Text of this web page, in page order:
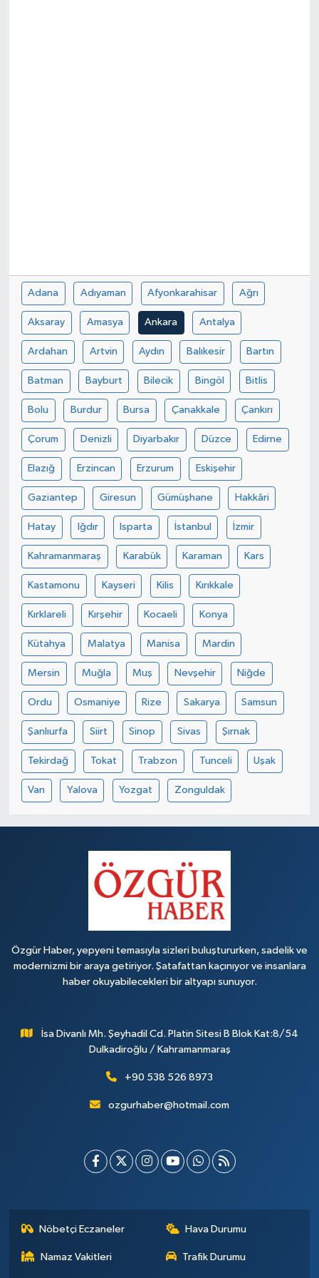
Adana Adıyaman Afyonkarahisar Ağrı
Aksaray Amasya Ankara Antalya
Ardahan Artvin Aydın Balıkesir Bartın
Batman Bayburt Bilecik Bingöl Bitlis
Bolu Burdur Bursa Çanakkale Çankırı
Çorum Denizli Diyarbakır Düzce Edirne
Elazığ Erzincan Erzurum Eskişehir
Gaziantep Giresun Gümüşhane Hakkâri
Hatay Iğdır Isparta İstanbul İzmir
Kahramanmaraş Karabük Karaman Kars
Kastamonu Kayseri Kilis Kırıkkale
Kırklareli Kırşehir Kocaeli Konya
Kütahya Malatya Manisa Mardin
Mersin Muğla Muş Nevşehir Niğde
Ordu Osmaniye Rize Sakarya Samsun
Şanlıurfa Siirt Sinop Sivas Şırnak
Tekirdağ Tokat Trabzon Tunceli Uşak
Van Yalova Yozgat Zonguldak
Özgür Haber, yepyeni temasıyla sizleri buluştururken, sadelik ve
modernizmi bir araya getiriyor. Şatafattan kaçınıyor ve insanlara
haber okuyabilecekleri bir altyapı sunuyor.
İsa Divanlı Mh. Şeyhadil Cd. Platin Sitesi B Blok Kat:8/54
Dulkadiroğlu / Kahramanmaraş
+90 538 526 8973
ozgurhaber@hotmail.com
Nöbetçi Eczaneler Hava Durumu
Namaz Vakitleri Trafik Durumu